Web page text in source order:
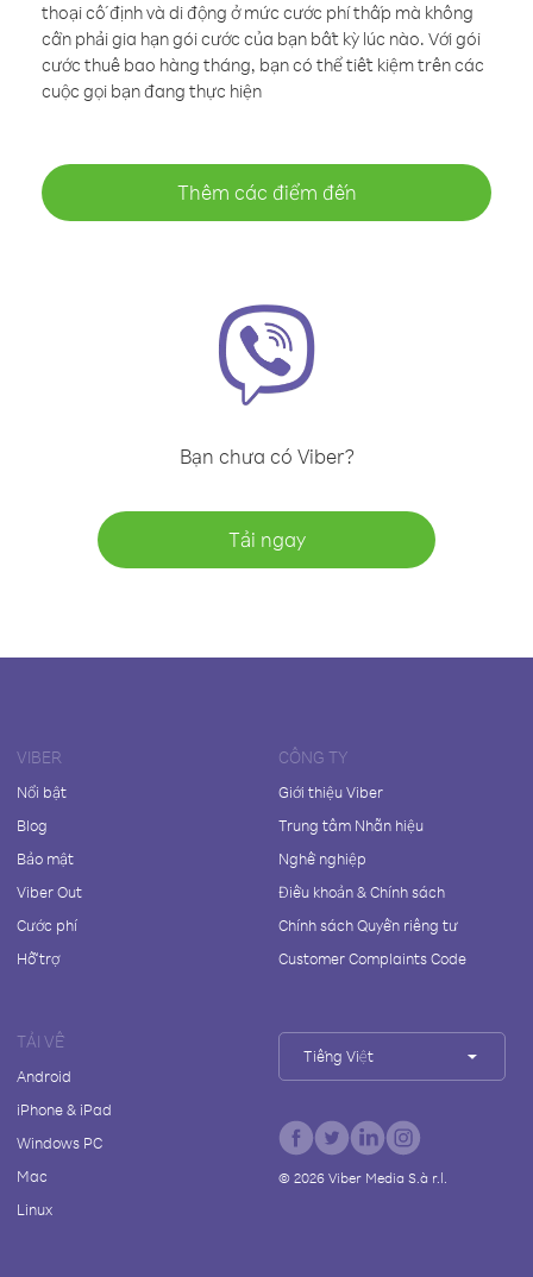
thoại cố định và di động ở mức cước phí thấp mà không
cần phải gia hạn gói cước của bạn bất kỳ lúc nào. Với gói
cước thuê bao hàng tháng, bạn có thể tiết kiệm trên các
cuộc gọi bạn đang thực hiện
Thêm các điểm đến
Bạn chưa có Viber?
Tải ngay
VIBER
Nổi bật
Blog
Bảo mật
Viber Out
Cước phí
Hỗ trợ
CÔNG TY
Giới thiệu Viber
Trung tâm Nhãn hiệu
Nghề nghiệp
Điều khoản & Chính sách
Chính sách Quyền riêng tư
Customer Complaints Code
TẢI VỀ
Android
iPhone & iPad
Windows PC
Mac
Linux
Tiếng Việt
© 2026Viber Media S.à r.l.